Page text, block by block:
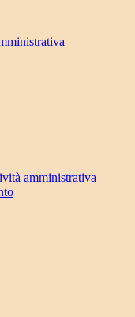
amministrativa